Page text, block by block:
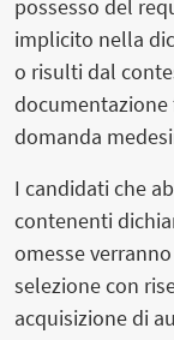
possesso del
implicito nella
o risulti dal
domanda
I candidati che
contenenti
omesse
selezione con
acquisizione di